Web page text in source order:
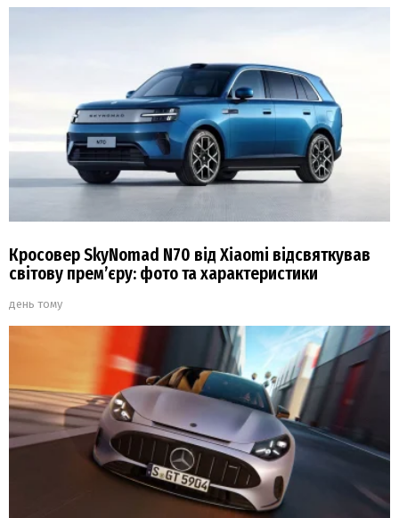
Кросовер SkyNomad N70 від Xiaomi відсвяткував
світову прем’єру: фото та характеристики
день тому